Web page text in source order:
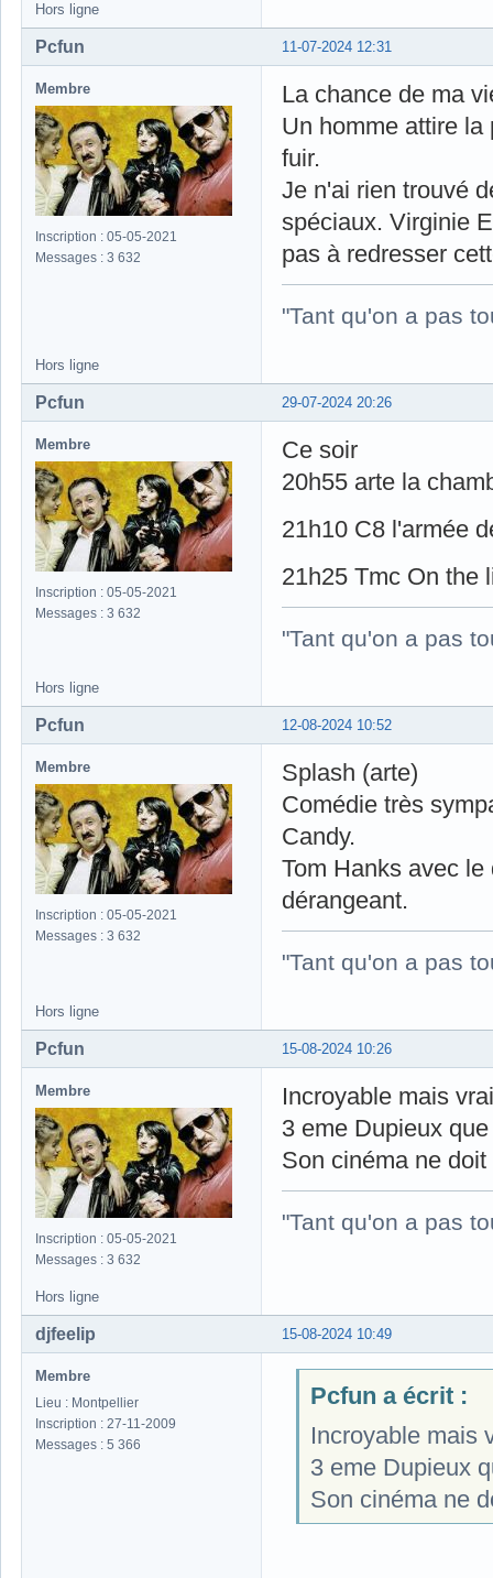
Hors ligne
11-07-2024 12:31
Pcfun
Membre
Inscription : 05-05-2021
Messages : 3 632
La chance de ma
Un homme attire
fuir.
Je n'ai rien trouvé
spéciaux. Virginie
pas à redresser
"Tant qu'on a pas
Hors ligne
29-07-2024 20:26
Pcfun
Membre
Inscription : 05-05-2021
Messages : 3 632
Ce soir
20h55 arte la
21h10 C8 l'armée
21h25 Tmc On the
"Tant qu'on a pas
Hors ligne
12-08-2024 10:52
Pcfun
Membre
Inscription : 05-05-2021
Messages : 3 632
Splash (arte)
Comédie très
Candy.
Tom Hanks avec
dérangeant.
"Tant qu'on a pas
Hors ligne
15-08-2024 10:26
Pcfun
Membre
Inscription : 05-05-2021
Messages : 3 632
Incroyable mais
3 eme Dupieux
Son cinéma ne
"Tant qu'on a pas
Hors ligne
15-08-2024 10:49
djfeelip
Membre
Lieu : Montpellier
Inscription : 27-11-2009
Messages : 5 366
Pcfun a écrit :
Incroyable mais
3 eme Dupieux
Son cinéma ne